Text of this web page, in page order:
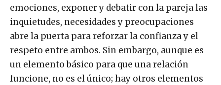
emociones, exponer y debatir con la pareja las
inquietudes, necesidades y preocupaciones
abre la puerta para reforzar la confianza y el
respeto entre ambos. Sin embargo, aunque es
un elemento básico para que una relación
funcione, no es el único; hay otros elementos